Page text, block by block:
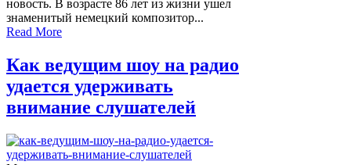
новость. В возрасте 86 лет из жизни ушел
знаменитый немецкий композитор...
Read More
Как ведущим шоу на радио
удается удерживать
внимание слушателей